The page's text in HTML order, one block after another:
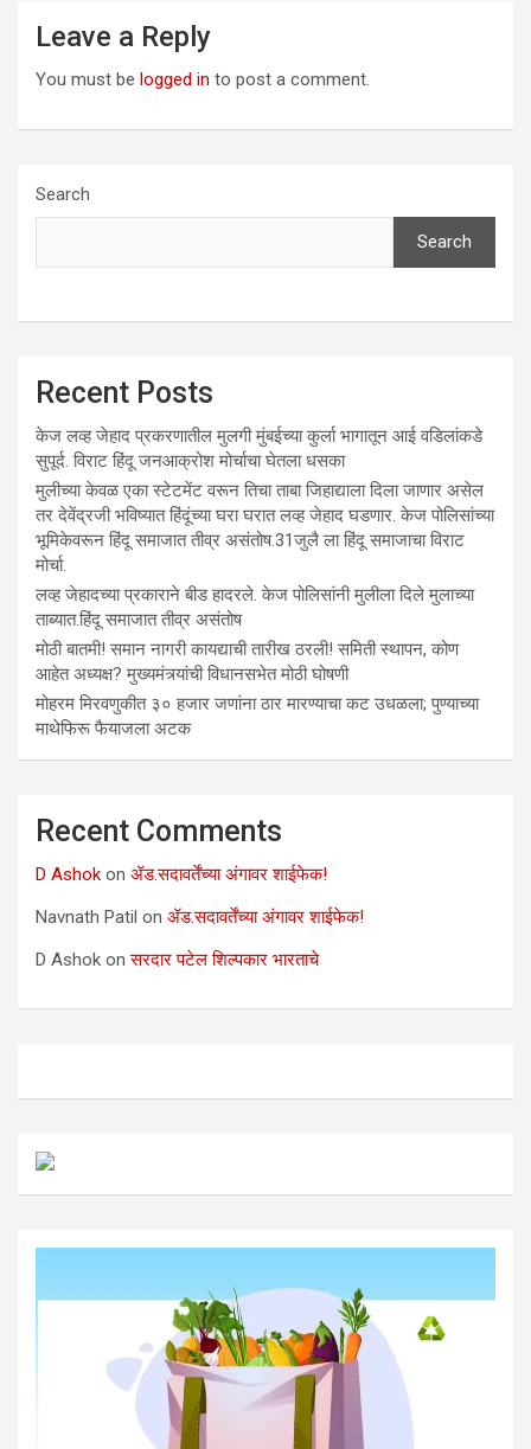
Leave a Reply
You must be logged in to post a comment.
Search
Search
Recent Posts
केज लव्ह जेहाद प्रकरणातील मुलगी मुंबईच्या कुर्ला भागातून आई वडिलांकडे
सुपूर्द. विराट हिंदू जनआक्रोश मोर्चाचा घेतला धसका
मुलीच्या केवळ एका स्टेटमेंट वरून तिचा ताबा जिहाद्याला दिला जाणार असेल
तर देवेंद्रजी भविष्यात हिंदूंच्या घरा घरात लव्ह जेहाद घडणार. केज पोलिसांच्या
भूमिकेवरून हिंदू समाजात तीव्र असंतोष.31जुलै ला हिंदू समाजाचा विराट
मोर्चा.
लव्ह जेहादच्या प्रकाराने बीड हादरले. केज पोलिसांनी मुलीला दिले मुलाच्या
ताब्यात.हिंदू समाजात तीव्र असंतोष
मोठी बातमी! समान नागरी कायद्याची तारीख ठरली! समिती स्थापन, कोण
आहेत अध्यक्ष? मुख्यमंत्र्यांची विधानसभेत मोठी घोषणी
मोहरम मिरवणुकीत ३० हजार जणांना ठार मारण्‍याचा कट उधळला; पुण्‍याच्‍या
माथेफिरू फैयाजला अटक
Recent Comments
D Ashok on ॲड.सदावर्तेंच्या अंगावर शाईफेक!
Navnath Patil on ॲड.सदावर्तेंच्या अंगावर शाईफेक!
D Ashok onसरदार पटेल शिल्पकार भारताचे